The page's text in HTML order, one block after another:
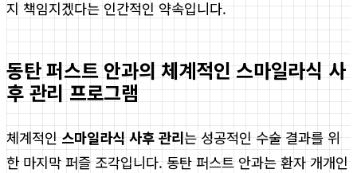
지 책임지겠다는 인간적인 약속입니다.
동탄 퍼스트 안과의 체계적인 스마일라식 사
후 관리 프로그램
체계적인 스마일라식 사후 관리는 성공적인 수술 결과를 위
한 마지막 퍼즐 조각입니다. 동탄 퍼스트 안과는 환자 개개인